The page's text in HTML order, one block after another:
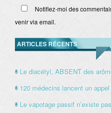
Notifiez-moi des
venir via email.
ARTICLES RÉCENTS
Le diacétyl, ABSENT des
120 médecins lancent un
Le vapotage passif n’existe